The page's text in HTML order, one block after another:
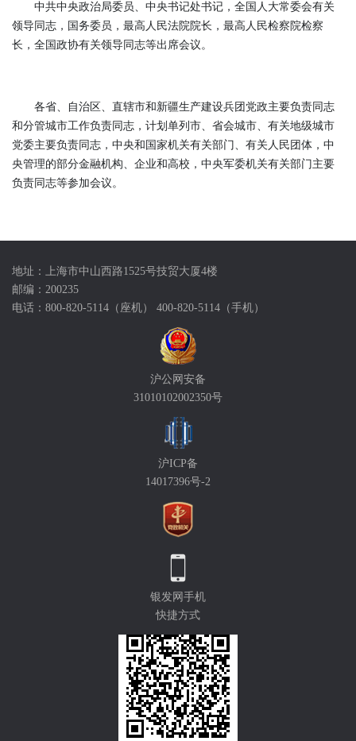
中共中央政治局委员、中央书记处书记，全国人大常委会有关
领导同志，国务委员，最高人民法院院长，最高人民检察院检察
长，全国政协有关领导同志等出席会议。
各省、自治区、直辖市和新疆生产建设兵团党政主要负责同志
和分管城市工作负责同志，计划单列市、省会城市、有关地级城市
党委主要负责同志，中央和国家机关有关部门、有关人民团体，中
央管理的部分金融机构、企业和高校，中央军委机关有关部门主要
负责同志等参加会议。
地址：上海市中山西路1525号技贸大厦4楼
邮编：200235
电话：800-820-5114（座机） 400-820-5114（手机）
沪公网安备
31010102002350号
沪ICP备
14017396号-2
银发网手机
快捷方式